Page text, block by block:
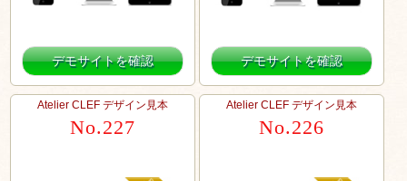
デモサイトを確認 デモサイトを確認
Atelier CLEF デザイン見本
No.227
Atelier CLEF デザイン見本
No.226